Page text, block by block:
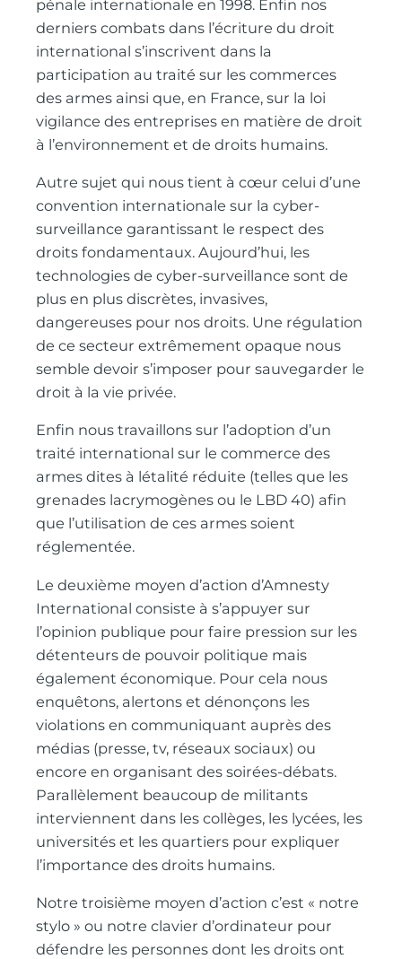
pénale internationale en 1998. Enfin nos
derniers combats dans l’écriture du droit
international s’inscrivent dans la
participation au traité sur les commerces
des armes ainsi que, en France, sur la loi
vigilance des entreprises en matière de droit
à l’environnement et de droits humains.
Autre sujet qui nous tient à cœur celui d’une
convention internationale sur la cyber-
surveillance garantissant le respect des
droits fondamentaux. Aujourd’hui, les
technologies de cyber-surveillance sont de
plus en plus discrètes, invasives,
dangereuses pour nos droits. Une régulation
de ce secteur extrêmement opaque nous
semble devoir s’imposer pour sauvegarder le
droit à la vie privée.
Enfin nous travaillons sur l’adoption d’un
traité international sur le commerce des
armes dites à létalité réduite (telles que les
grenades lacrymogènes ou le LBD 40) afin
que l’utilisation de ces armes soient
réglementée.
Le deuxième moyen d’action d’Amnesty
International consiste à s’appuyer sur
l’opinion publique pour faire pression sur les
détenteurs de pouvoir politique mais
également économique. Pour cela nous
enquêtons, alertons et dénonçons les
violations en communiquant auprès des
médias (presse, tv, réseaux sociaux) ou
encore en organisant des soirées-débats.
Parallèlement beaucoup de militants
interviennent dans les collèges, les lycées, les
universités et les quartiers pour expliquer
l’importance des droits humains.
Notre troisième moyen d’action c’est « notre
stylo » ou notre clavier d’ordinateur pour
défendre les personnes dont les droits ont